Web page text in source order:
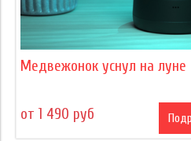
Медвежонок уснул на луне
от 1 490 руб